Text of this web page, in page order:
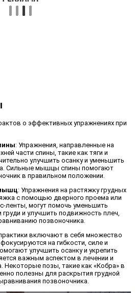
о эффективных упражнениях при
: Упражнения, направленные на
части спины, такие как тяги и
улучшить осанку и уменьшить
Сильные мышцы спины помогают
в правильном положении.
: Упражнения на растяжку грудных
с помощью дверного проема или
ленты, могут помочь уменьшить
и улучшить подвижность плеч,
позвоночника.
включают в себя множество
на гибкости, силе и
улучшить осанку и укрепить
важным аспектом в лечении и
Некоторые позы, такие как «Кобра» в
полезны для раскрытия грудной
позвоночника.